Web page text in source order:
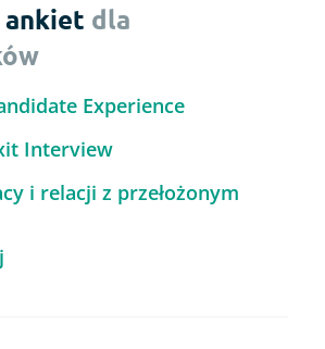
ankiet dla
Experience
Interview
i relacji z przełożonym